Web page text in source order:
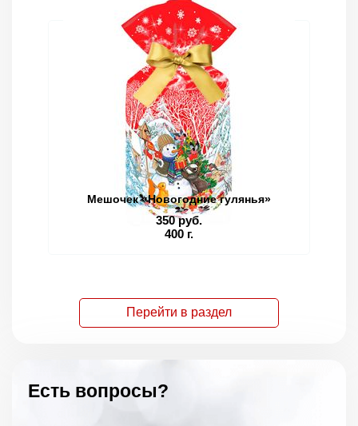
Мешочек «Новогодние гулянья»
350 руб.
400 г.
Перейти в раздел
Есть вопросы?